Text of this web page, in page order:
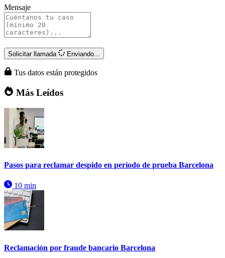
Mensaje
Solicitar llamada Enviando...
Tus datos están protegidos
Más Leídos
Pasos para reclamar despido en período de prueba Barcelona
10 min
Reclamación por fraude bancario Barcelona